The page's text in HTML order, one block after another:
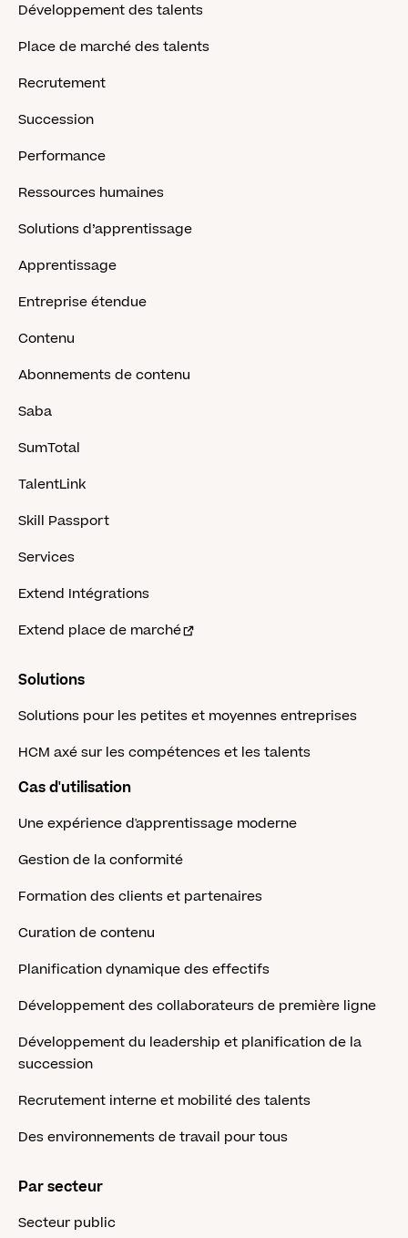
Développement des talents
Place de marché des talents
Recrutement
Succession
Performance
Ressources humaines
Solutions d’apprentissage
Apprentissage
Entreprise étendue
Contenu
Abonnements de contenu
Saba
SumTotal
TalentLink
Skill Passport
Services
Extend Intégrations
Extend place de marché
Solutions
Solutions pour les petites et moyennes entreprises
HCM axé sur les compétences et les talents
Cas d'utilisation
Une expérience d'apprentissage moderne
Gestion de la conformité
Formation des clients et partenaires
Curation de contenu
Planification dynamique des effectifs
Développement des collaborateurs de première ligne
Développement du leadership et planification de la
succession
Recrutement interne et mobilité des talents
Des environnements de travail pour tous
Par secteur
Secteur public